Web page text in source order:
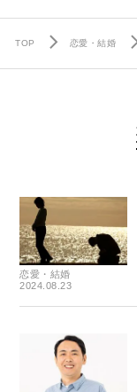
TOP 恋愛・結婚
恋愛・結婚
2024.08.23